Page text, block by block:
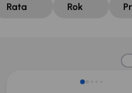
Rata Rok